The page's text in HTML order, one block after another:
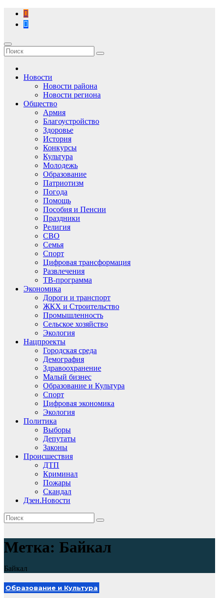
Перейти
содержимому
Новости
Новости района
Новости региона
Общество
Армия
Благоустройство
Здоровье
История
Конкурсы
Культура
Молодежь
Образование
Патриотизм
Погода
Помощь
Пособия и Пенсии
Праздники
Религия
СВО
Семья
Спорт
Цифровая трансформация
Развлечения
ТВ-программа
Экономика
Дороги и транспорт
ЖКХ и Строительство
Промышленность
Сельское хозяйство
Экология
Нацпроекты
Городская среда
Демография
Здравоохранение
Малый бизнес
Образование и Культура
Спорт
Цифровая экономика
Экология
Политика
Выборы
Депутаты
Законы
Происшествия
ДТП
Криминал
Пожары
Скандал
Дзен.Новости
Метка: Байкал
Байкал
Образование и Культура